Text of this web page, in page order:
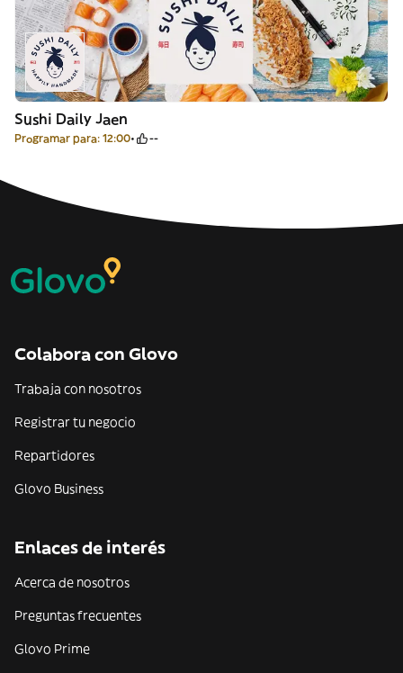
Sushi Daily Jaen
Programar para: 12:00 --
Colabora con Glovo
Trabaja con nosotros
Registrar tu negocio
Repartidores
Glovo Business
Enlaces de interés
Acerca de nosotros
Preguntas frecuentes
Glovo Prime